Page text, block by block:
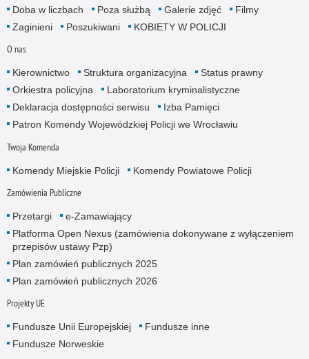
Doba w liczbach
Poza służbą Galerie zdjęć
Filmy
Zaginieni
Poszukiwani KOBIETY W POLICJI
O nas
Kierownictwo Struktura organizacyjna
Status prawny
Orkiestra policyjna
Laboratorium kryminalistyczne
Deklaracja dostępności serwisu
Izba Pamięci
Patron Komendy Wojewódzkiej Policji we Wrocławiu
Twoja Komenda
Komendy Miejskie Policji Komendy Powiatowe Policji
Zamówienia Publiczne
Przetargi
e-Zamawiający
Platforma Open Nexus (zamówienia dokonywane z wyłączeniem
przepisów ustawy Pzp)
Plan zamówień publicznych 2025
Plan zamówień publicznych 2026
Projekty UE
Fundusze Unii Europejskiej
Fundusze inne
Fundusze Norweskie